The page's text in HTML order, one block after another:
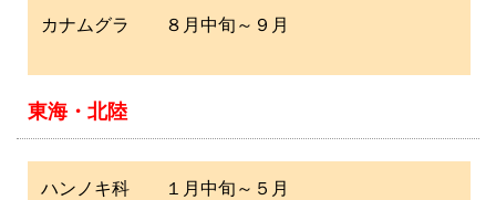
カナムグラ ８月中旬～９月
東海・北陸
ハンノキ科 １月中旬～５月